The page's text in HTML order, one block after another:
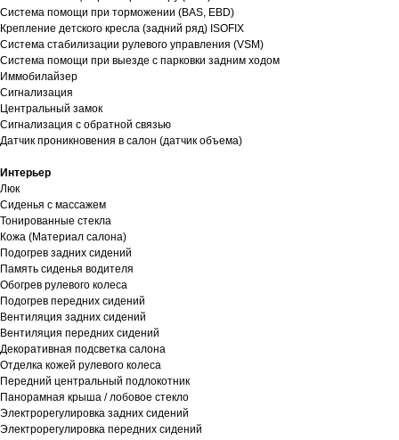
Система помощи при торможении (BAS, EBD)
Крепление детского кресла (задний ряд) ISOFIX
Система стабилизации рулевого управления (VSM)
Система помощи при выезде с парковки задним ходом
Иммобилайзер
Сигнализация
Центральный замок
Сигнализация с обратной связью
Датчик проникновения в салон (датчик объема)
Интерьер
Люк
Сиденья с массажем
Тонированные стекла
Кожа (Материал салона)
Подогрев задних сидений
Память сиденья водителя
Обогрев рулевого колеса
Подогрев передних сидений
Вентиляция задних сидений
Вентиляция передних сидений
Декоративная подсветка салона
Отделка кожей рулевого колеса
Передний центральный подлокотник
Панорамная крыша / лобовое стекло
Электрорегулировка задних сидений
Электрорегулировка передних сидений